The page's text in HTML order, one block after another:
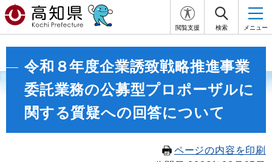
閲覧支援 検索 メニュー
令和８年度企業誘致戦略推進事業
委託業務の公募型プロポーザルに
関する質疑への回答について
ページの内容を印刷